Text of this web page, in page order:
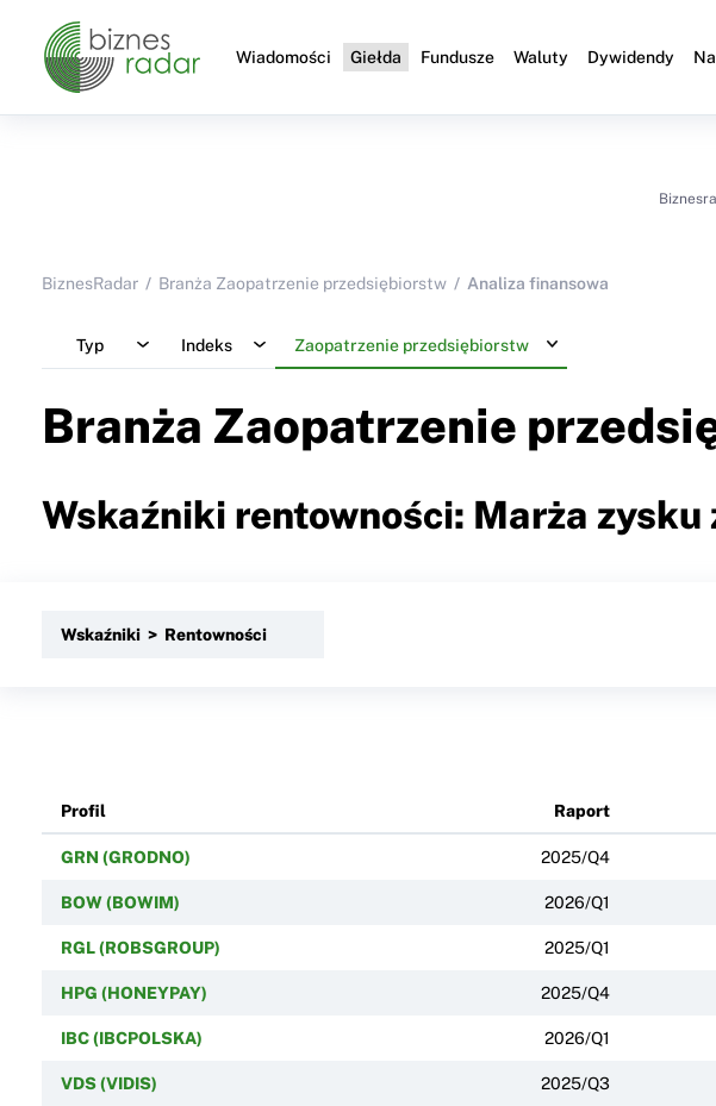
Wiadomości Giełda Fundusze Waluty Dywidendy
BiznesRadar Branża Zaopatrzenie przedsiębiorstw Analiza finansowa
Typ Indeks Zaopatrzenie przedsiębiorstw
Branża Zaopatrzenie
Wskaźniki rentowności: Marża zysku
Wskaźniki > Rentowności
Profil Raport
GRN (GRODNO) 2025/Q4
BOW (BOWIM) 2026/Q1
RGL (ROBSGROUP) 2025/Q1
HPG (HONEYPAY) 2025/Q4
IBC (IBCPOLSKA) 2026/Q1
VDS (VIDIS) 2025/Q3